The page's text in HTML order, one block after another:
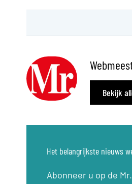
Bekijk
Het belangrijkste nieuws
Abonneer u op de